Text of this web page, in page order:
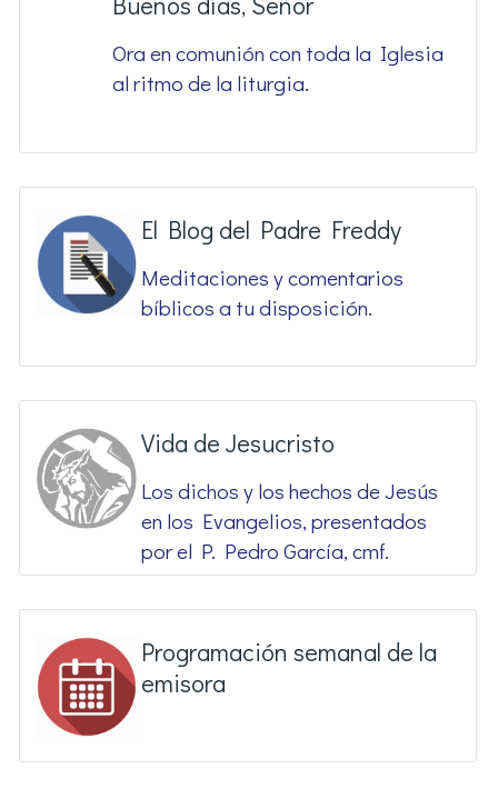
Ora en comunión con toda la Iglesia
al ritmo de la liturgia.
El Blog del Padre Freddy
Meditaciones y comentarios
bíblicos a tu disposición.
Vida de Jesucristo
Los dichos y los hechos de Jesús
en los Evangelios, presentados
por el P. Pedro García, cmf.
Programación semanal de la
emisora